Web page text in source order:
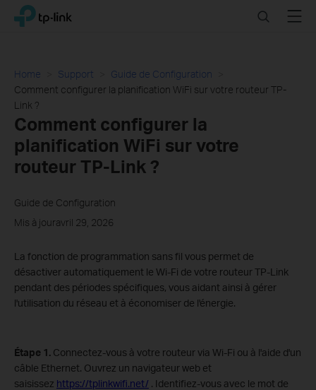
Click
navigation
TP-Link, Reliably Smart SearchMenu
Home Support
Guide de Configuration
Comment configurer la planification WiFi sur votre routeur TP-
Link ?
Comment configurer la
planification WiFi sur votre
routeur TP-Link ?
Guide de Configuration
Mis à jouravril 29, 2026
La fonction de programmation sans fil vous permet de
désactiver automatiquement le Wi-Fi de votre routeur TP-Link
pendant des périodes spécifiques, vous aidant ainsi à gérer
l'utilisation du réseau et à économiser de l'énergie.
Étape 1. Connectez-vous à votre routeur via Wi-Fi ou à l'aide d'un
câble Ethernet. Ouvrez un navigateur web et
saisissez https://tplinkwifi.net/ . Identifiez-vous avec le mot de